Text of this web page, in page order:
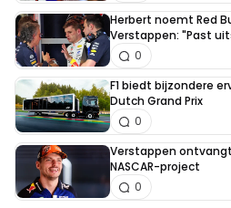
Herbert noemt Red
Verstappen: "Past
0
F1 biedt bijzondere
Dutch Grand Prix
0
Verstappen
NASCAR-project
0